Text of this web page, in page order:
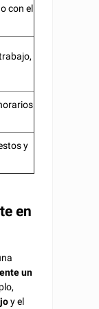
con el
y
en
un
y el